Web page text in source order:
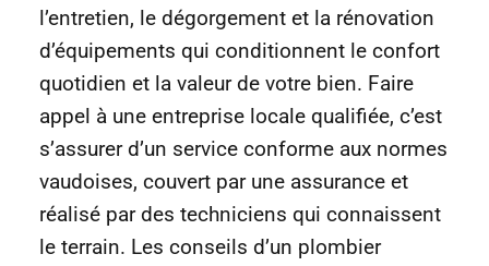
l’entretien, le dégorgement et la rénovation
d’équipements qui conditionnent le confort
quotidien et la valeur de votre bien. Faire
appel à une entreprise locale qualifiée, c’est
s’assurer d’un service conforme aux normes
vaudoises, couvert par une assurance et
réalisé par des techniciens qui connaissent
le terrain. Les conseils d’un plombier